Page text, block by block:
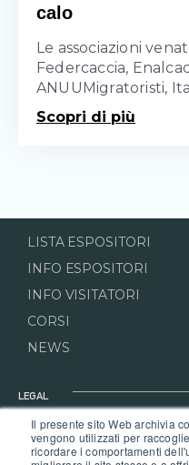
Il presente sito Web archivia
vengono utilizzati per
ricordare i comportamenti
calo
Le associazioni
Federcaccia,
ANUUMigratoristi,
Scopri di più
LISTA ESPOSITORI
INFO ESPOSITORI
INFO VISITATORI
CORSI
NEWS
LEGAL
PRIVACY POLICY
COOKIE POLICY